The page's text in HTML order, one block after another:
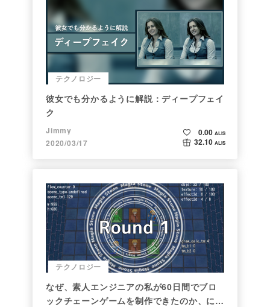
テクノロジー
彼女でも分かるように解説：ディープフェイ
ク
Jimmy
2020/03/17
0.00 ALIS
32.10 ALIS
テクノロジー
なぜ、素人エンジニアの私が60日間でブロ
ックチェーンゲームを制作できたのか、につ